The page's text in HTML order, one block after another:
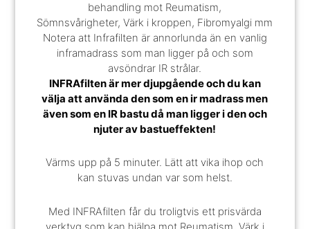
behandling mot Reumatism,
Sömnsvårigheter, Värk i kroppen, Fibromyalgi mm
Notera att Infrafilten är annorlunda än en vanlig
inframadrass som man ligger på och som
avsöndrar IR strålar.
INFRAfilten är mer djupgående och du kan
välja att använda den som en ir madrass men
även som en IR bastu då man ligger i den och
njuter av bastueffekten!
Värms upp på 5 minuter. Lätt att vika ihop och
kan stuvas undan var som helst.
Med INFRAfilten får du troligtvis ett prisvärda
verktyg som kan hjälpa mot Reumatism, Värk i